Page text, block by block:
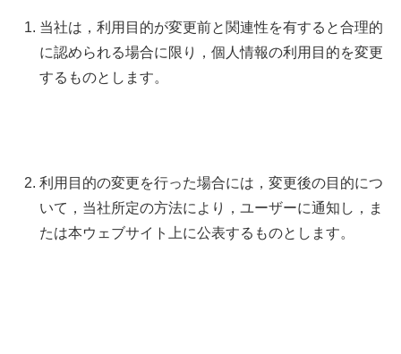
当社は，利用目的が変更前と関連性を有すると合理的
に認められる場合に限り，個人情報の利用目的を変更
するものとします。
利用目的の変更を行った場合には，変更後の目的につ
いて，当社所定の方法により，ユーザーに通知し，ま
たは本ウェブサイト上に公表するものとします。